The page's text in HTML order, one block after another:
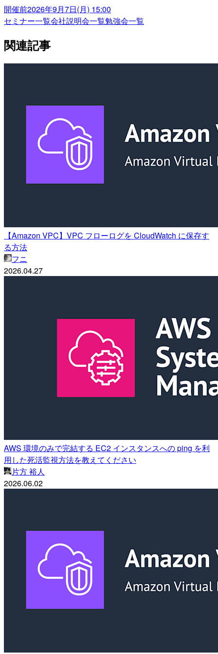
開催前2026年9月7日(月) 15:00
セミナー一覧会社説明会一覧勉強会一覧
関連記事
【Amazon VPC】VPC フローログを CloudWatch に保存す
る方法
フニ
2026.04.27
AWS 環境のみで完結する EC2 インスタンスへの ping を利
用した死活監視方法を教えてください
片方 裕人
2026.06.02